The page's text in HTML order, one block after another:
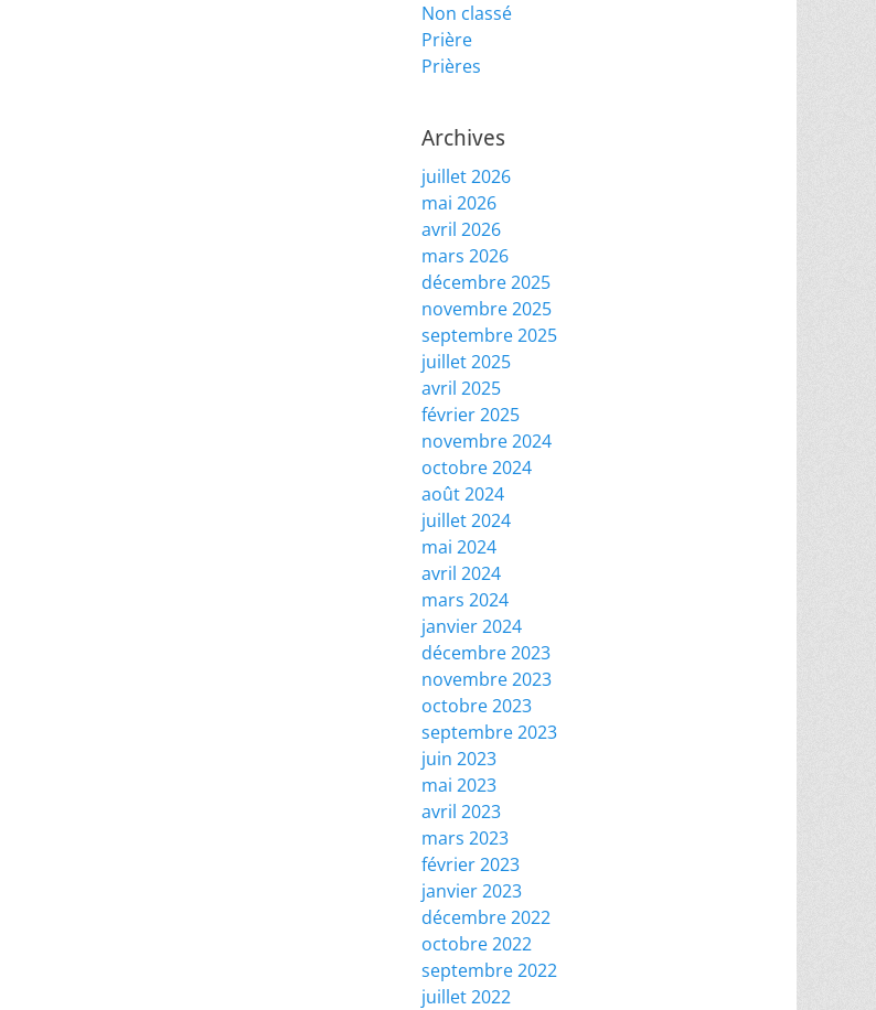
Non classé
Prière
Prières
Archives
juillet 2026
mai 2026
avril 2026
mars 2026
décembre 2025
novembre 2025
septembre 2025
juillet 2025
avril 2025
février 2025
novembre 2024
octobre 2024
août 2024
juillet 2024
mai 2024
avril 2024
mars 2024
janvier 2024
décembre 2023
novembre 2023
octobre 2023
septembre 2023
juin 2023
mai 2023
avril 2023
mars 2023
février 2023
janvier 2023
décembre 2022
octobre 2022
septembre 2022
juillet 2022